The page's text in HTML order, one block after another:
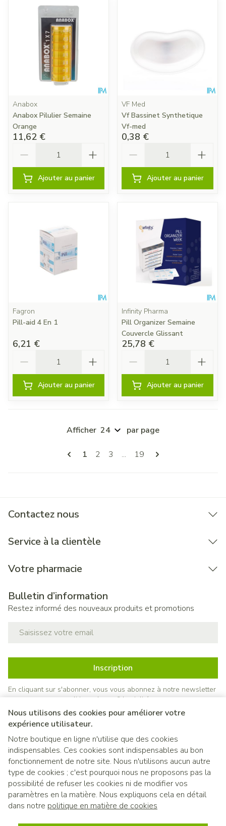
Nous utilisons des cookies pour améliorer votre
expérience utilisateur.
Notre boutique en ligne n'utilise que des cookies
indispensables. Ces cookies sont indispensables au bon
fonctionnement de notre site. Nous n'utilisons aucun autre
type de cookies ; c'est pourquoi nous ne proposons pas la
possibilité de refuser les cookies ni de modifier vos
paramètres en la matière. Nous expliquons cela en détail
dans notre politique en matière de cookies
Anabox
Anabox Pilulier Semaine
Orange
11,62 €
Ajouter au panier
VF Med
Vf Bassinet Synthetique
Vf-med
0,38 €
Ajouter au panier
Fagron
Pill-aid 4 En 1
6,21 €
Ajouter au panier
Infinity Pharma
Pill Organizer Semaine
Couvercle Glissant
25,78 €
Ajouter au panier
Pages
Vous lisez actuellement la page
1 Page
2 Page
3 ... Page
19
Afficher par page
Contactez nous
Service à la clientèle
Votre pharmacie
Bulletin d’information
Restez informé des nouveaux produits et promotions
Inscription
En cliquant sur s'abonner, vous vous abonnez à notre newsletter
et acceptez notrepolitique de confidentialité.
Liens légaux